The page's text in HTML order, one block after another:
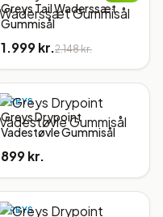
Greys Tail Waderssæt
Gummisål
1.999 kr.2.148 kr.
GREYS
Greys Drypoint
Vadestøvle Gummisål
899 kr.
GREYS